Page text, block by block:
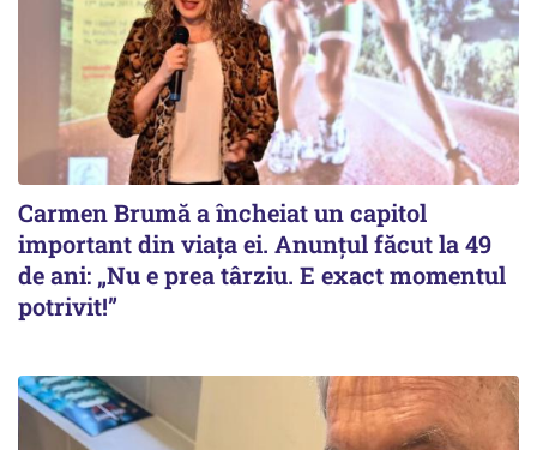
Carmen Brumă a încheiat un capitol
important din viața ei. Anunțul făcut la 49
de ani: „Nu e prea târziu. E exact momentul
potrivit!”